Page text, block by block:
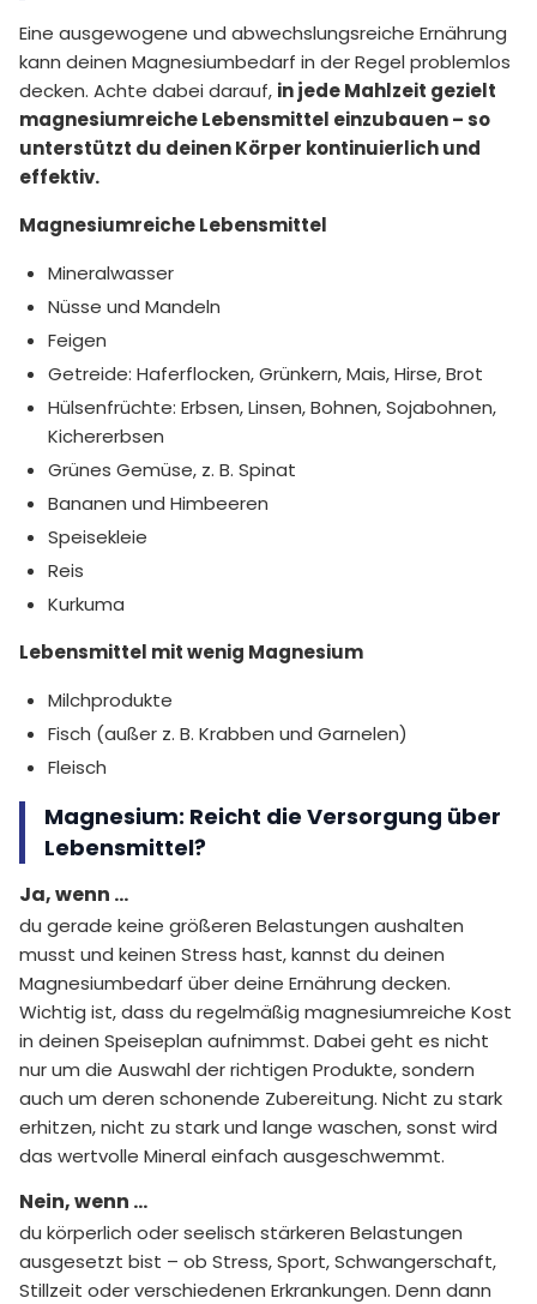
Eine ausgewogene und abwechslungsreiche Ernährung
kann deinen Magnesiumbedarf in der Regel problemlos
decken. Achte dabei darauf, in jede Mahlzeit gezielt
magnesiumreiche Lebensmittel einzubauen – so
unterstützt du deinen Körper kontinuierlich und
effektiv.
Magnesiumreiche Lebensmittel
Mineralwasser
Nüsse und Mandeln
Feigen
Getreide: Haferflocken, Grünkern, Mais, Hirse, Brot
Hülsenfrüchte: Erbsen, Linsen, Bohnen, Sojabohnen,
Kichererbsen
Grünes Gemüse, z. B. Spinat
Bananen und Himbeeren
Speisekleie
Reis
Kurkuma
Lebensmittel mit wenig Magnesium
Milchprodukte
Fisch (außer z. B. Krabben und Garnelen)
Fleisch
Magnesium: Reicht die Versorgung über
Lebensmittel?
Ja, wenn …
du gerade keine größeren Belastungen aushalten
musst und keinen Stress hast, kannst du deinen
Magnesiumbedarf über deine Ernährung decken.
Wichtig ist, dass du regelmäßig magnesiumreiche Kost
in deinen Speiseplan aufnimmst. Dabei geht es nicht
nur um die Auswahl der richtigen Produkte, sondern
auch um deren schonende Zubereitung. Nicht zu stark
erhitzen, nicht zu stark und lange waschen, sonst wird
das wertvolle Mineral einfach ausgeschwemmt.
Nein, wenn …
du körperlich oder seelisch stärkeren Belastungen
ausgesetzt bist – ob Stress, Sport, Schwangerschaft,
Stillzeit oder verschiedenen Erkrankungen. Denn dann